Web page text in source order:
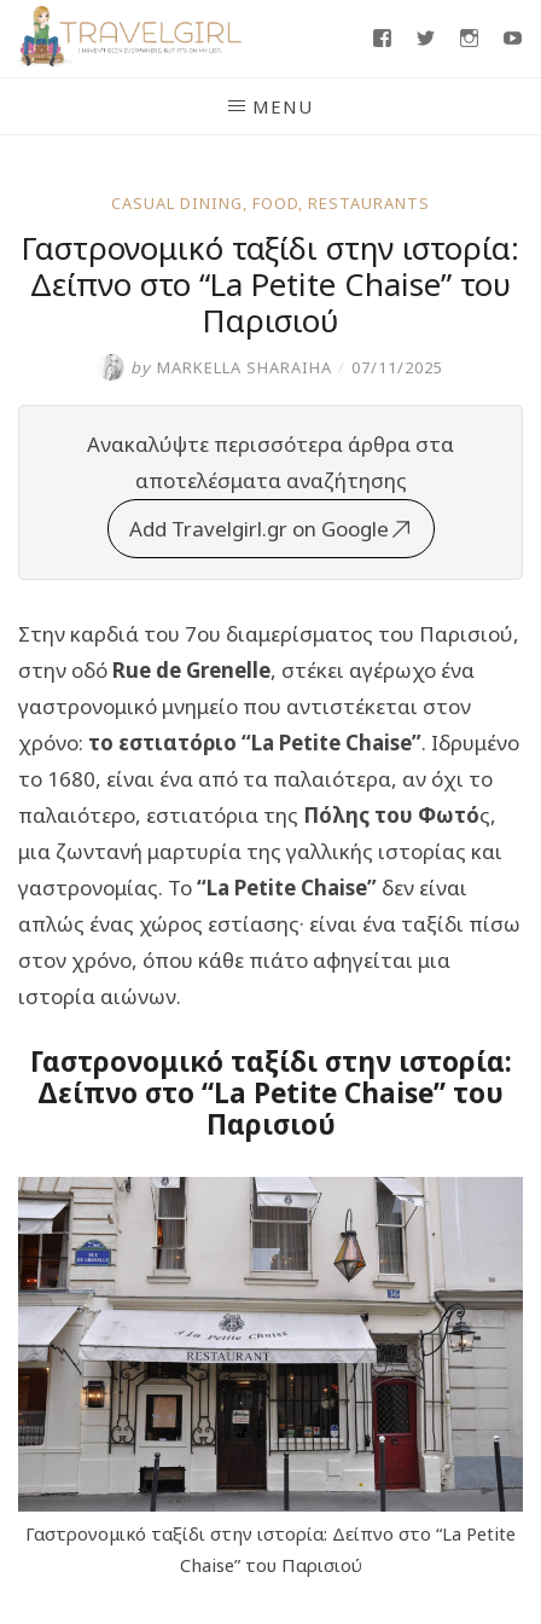
Skip
FacebookTwitter
MENU
CASUAL DINING, FOOD, RESTAURANTS
Γαστρονομικό ταξίδι στην ιστορία:
Δείπνο στο “La Petite Chaise” του
Παρισιού
by MARKELLA SHARAIHA / 07/11/2025
Ανακαλύψτε περισσότερα άρθρα στα
αποτελέσματα αναζήτησης
Add Travelgirl.gr on Google
Στην καρδιά του 7ου διαμερίσματος του Παρισιού,
στην οδό Rue de Grenelle, στέκει αγέρωχο ένα
γαστρονομικό μνημείο που αντιστέκεται στον
χρόνο: το εστιατόριο “La Petite Chaise”. Ιδρυμένο
το 1680, είναι ένα από τα παλαιότερα, αν όχι το
παλαιότερο, εστιατόρια της Πόλης του Φωτός,
μια ζωντανή μαρτυρία της γαλλικής ιστορίας και
γαστρονομίας. Το“La Petite Chaise” δεν είναι
απλώς ένας χώρος εστίασης· είναι ένα ταξίδι πίσω
στον χρόνο, όπου κάθε πιάτο αφηγείται μια
ιστορία αιώνων.
Γαστρονομικό ταξίδι στην ιστορία:
Δείπνο στο “La Petite Chaise” του
Παρισιού
Γαστρονομικό ταξίδι στην ιστορία: Δείπνο στο “La Petite
Chaise” του Παρισιού